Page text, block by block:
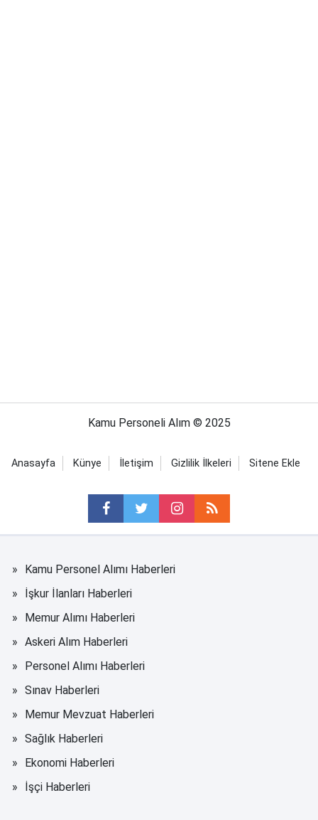
Kamu Personeli Alım © 2025
Anasayfa Künye İletişim Gizlilik İlkeleri Sitene Ekle
Kamu Personel Alımı Haberleri
İşkur İlanları Haberleri
Memur Alımı Haberleri
Askeri Alım Haberleri
Personel Alımı Haberleri
Sınav Haberleri
Memur Mevzuat Haberleri
Sağlık Haberleri
Ekonomi Haberleri
İşçi Haberleri